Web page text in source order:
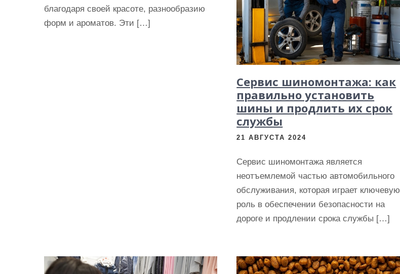
благодаря своей красоте, разнообразию
форм и ароматов. Эти […]
Сервис шиномонтажа: как
правильно установить
шины и продлить их срок
службы
21 АВГУСТА 2024
Сервис шиномонтажа является
неотъемлемой частью автомобильного
обслуживания, которая играет ключевую
роль в обеспечении безопасности на
дороге и продлении срока службы […]